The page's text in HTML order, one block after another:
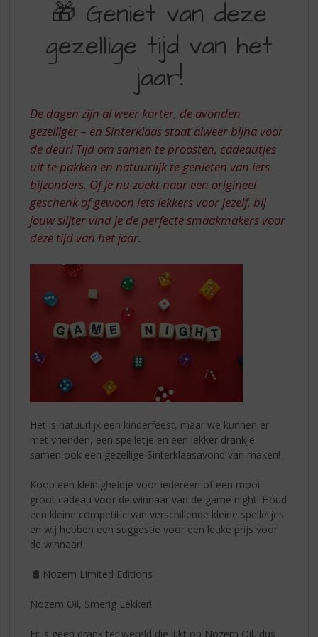
VAN
DEZE
GEZELLIGE
VAN
HET
JAAR
🎁 Geniet van deze
gezellige tijd van het
jaar!
De dagen zijn al weer korter, de avonden
gezelliger – en Sinterklaas staat alweer bijna voor
de deur! Tijd om samen te proosten, cadeautjes
uit te pakken en natuurlijk te genieten van iets
bijzonders. Of je nu zoekt naar een origineel
geschenk of gewoon iets lekkers voor jezelf, bij
jouw slijter vind je de perfecte smaakmakers voor
deze tijd van het jaar.
Het is natuurlijk een kinderfeest, maar we kunnen er
met vrienden, een spelletje en een lekker drankje
samen ook een gezellige Sinterklaasavond van maken!
Koop een kleinigheidje voor iedereen of een mooi
groot cadeau voor de winnaar van de game night! Houd
een kleine competitie van verschillende kleine spelletjes
en wij hebben een suggestie voor een leuke prijs voor
de winnaar!
🛢️ Nozem Limited Editions
Nozem Oil, Smerig Lekker!
Er is geen drank ter wereld die lijkt op Nozem Oil, dus